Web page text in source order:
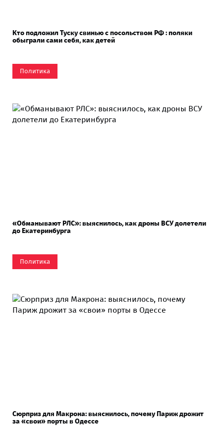
Кто подложил Туску свинью с посольством РФ : поляки
обыграли сами себя, как детей
Политика
«Обманывают РЛС»: выяснилось, как дроны ВСУ долетели
до Екатеринбурга
Политика
Сюрприз для Макрона: выяснилось, почему Париж дрожит
за «свои» порты в Одессе